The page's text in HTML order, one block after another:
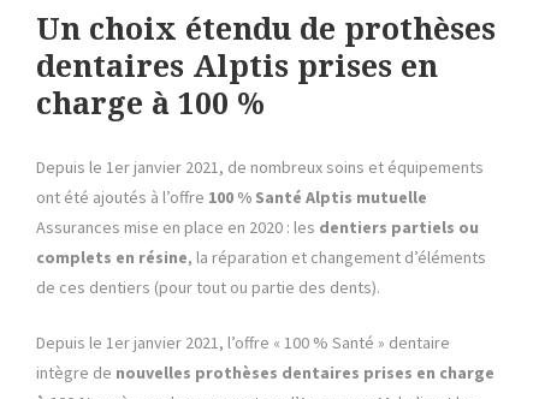
Un choix étendu de prothèses
dentaires Alptis prises en
charge à 100 %
Depuis le 1er janvier 2021, de nombreux soins et équipements
ont été ajoutés à l’offre 100 % Santé Alptis mutuelle
Assurances mise en place en 2020 : les dentiers partiels ou
complets en résine, la réparation et changement d’éléments
de ces dentiers (pour tout ou partie des dents).
Depuis le 1er janvier 2021, l’offre « 100 % Santé » dentaire
intègre de nouvelles prothèses dentaires prises en charge